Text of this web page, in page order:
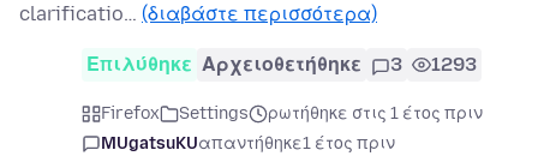
clarificatio… (διαβάστε περισσότερα)
Επιλύθηκε Αρχειοθετήθηκε 3 1293
Firefox Settings
ρωτήθηκε στις 1 έτος πριν
MUgatsuKUαπαντήθηκε1 έτος πριν